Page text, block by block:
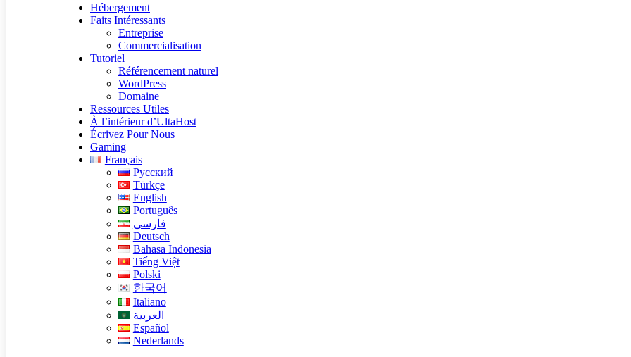
Hébergement
Faits Intéressants
Entreprise
Commercialisation
Tutoriel
Référencement naturel
WordPress
Domaine
Ressources Utiles
À l’intérieur d’UltaHost
Écrivez Pour Nous
Gaming
Français
Русский
Türkçe
English
Português
فارسی
Deutsch
Bahasa Indonesia
Tiếng Việt
Polski
한국어
Italiano
العربية
Español
Nederlands